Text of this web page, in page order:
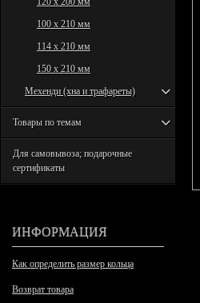
100 х 210 мм
114 х 210 мм
150 х 210 мм
Мехенди (хна и трафареты)
Товары по темам
Для самовывоза; подарочные
сертификаты
ИНФОРМАЦИЯ
Как определить размер кольца
Возврат товара